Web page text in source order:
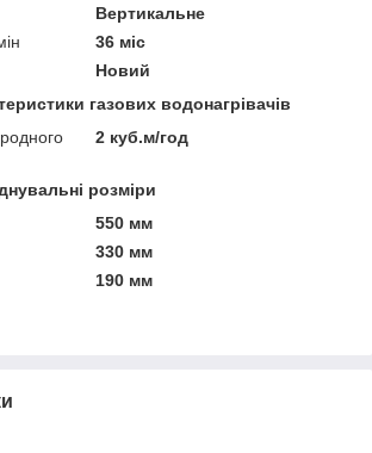
Вертикальне
36 міс
Новий
газових водонагрівачів
2 куб.м/год
розміри
550 мм
330 мм
190 мм